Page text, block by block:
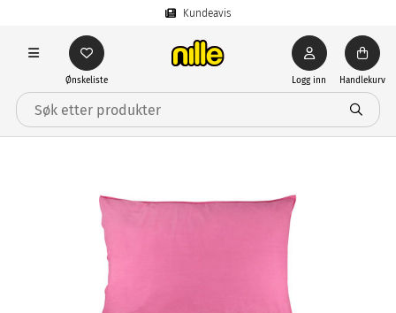
Kundeavis
Ønskeliste Logg inn Handlekurv